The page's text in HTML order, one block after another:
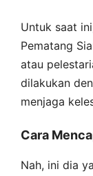
Untuk saat
Pematang
atau
dilakukan
menjaga
Cara
Nah, ini dia